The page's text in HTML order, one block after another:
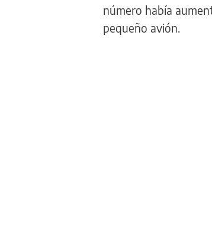
número había
pequeño avión.